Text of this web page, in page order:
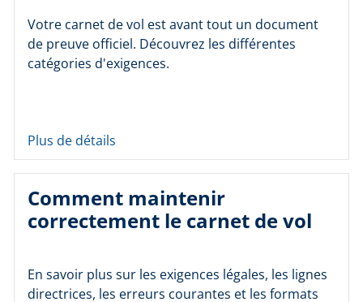
Votre carnet de vol est avant tout un document
de preuve officiel. Découvrez les différentes
catégories d'exigences.
Plus de détails
Comment maintenir
correctement le carnet de vol
En savoir plus sur les exigences légales, les lignes
directrices, les erreurs courantes et les formats